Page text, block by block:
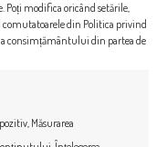
Poți modifica oricând setările,
din Politica privind
consimțământului din partea de
Măsurarea